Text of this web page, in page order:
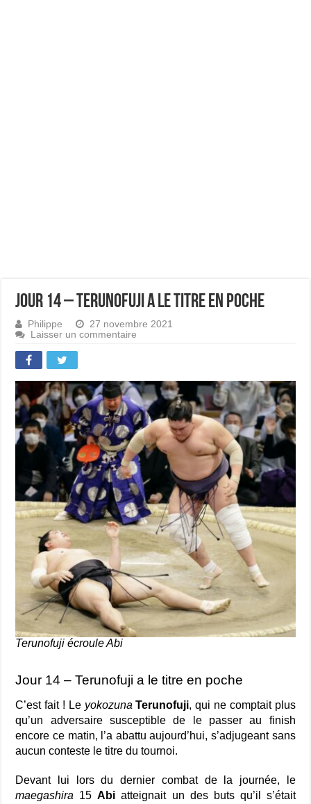
Jour 14 – Terunofuji a le titre en poche
Philippe
27 novembre 2021
Laisser un commentaire
Terunofuji écroule Abi
Jour 14 – Terunofuji a le titre en poche
C’est fait ! Le yokozuna Terunofuji, qui ne comptait plus
qu’un adversaire susceptible de le passer au finish
encore ce matin, l’a abattu aujourd’hui, s’adjugeant sans
aucun conteste le titre du tournoi.
Devant lui lors du dernier combat de la journée, le
maegashira 15Abi atteignait un des buts qu’il s’était